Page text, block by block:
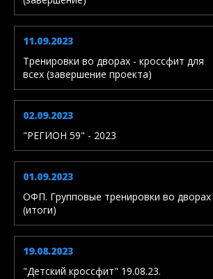
11.09.2023
Тренировки во дворах - кроссфит для
всех (завершение проекта)
02.09.2023
"РЕГИОН 59" - 2023
01.09.2023
ОФП. Групповые тренировки во дворах
(итоги)
19.08.2023
"Детский кроссфит" 19.08.23.